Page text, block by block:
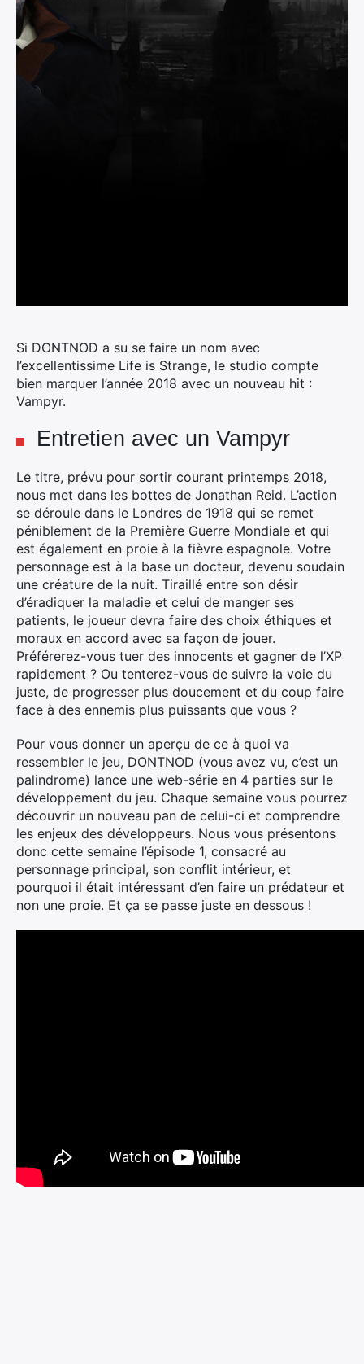
Si DONTNOD a su se faire un nom avec
l’excellentissime Life is Strange, le studio compte
bien marquer l’année 2018 avec un nouveau hit :
Vampyr.
Entretien avec un Vampyr
Le titre, prévu pour sortir courant printemps 2018,
nous met dans les bottes de Jonathan Reid. L’action
se déroule dans le Londres de 1918 qui se remet
péniblement de la Première Guerre Mondiale et qui
est également en proie à la fièvre espagnole. Votre
personnage est à la base un docteur, devenu soudain
une créature de la nuit. Tiraillé entre son désir
d’éradiquer la maladie et celui de manger ses
patients, le joueur devra faire des choix éthiques et
moraux en accord avec sa façon de jouer.
Préférerez-vous tuer des innocents et gagner de l’XP
rapidement ? Ou tenterez-vous de suivre la voie du
juste, de progresser plus doucement et du coup faire
face à des ennemis plus puissants que vous ?
Pour vous donner un aperçu de ce à quoi va
ressembler le jeu, DONTNOD (vous avez vu, c’est un
palindrome) lance une web-série en 4 parties sur le
développement du jeu. Chaque semaine vous pourrez
découvrir un nouveau pan de celui-ci et comprendre
les enjeux des développeurs. Nous vous présentons
donc cette semaine l’épisode 1, consacré au
personnage principal, son conflit intérieur, et
pourquoi il était intéressant d’en faire un prédateur et
non une proie. Et ça se passe juste en dessous !